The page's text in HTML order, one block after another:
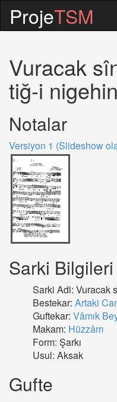
ProjeTSM
Vuracak
tiğ-i nigehin
Notalar
Versiyon 1 (Slideshow
Sarki Bilgileri
Sarki Adi: Vuracak
Bestekar: Artaki
Guftekar: Vâmık
Makam: Hüzzâm
Form: Şarkı
Usul: Aksak
Gufte